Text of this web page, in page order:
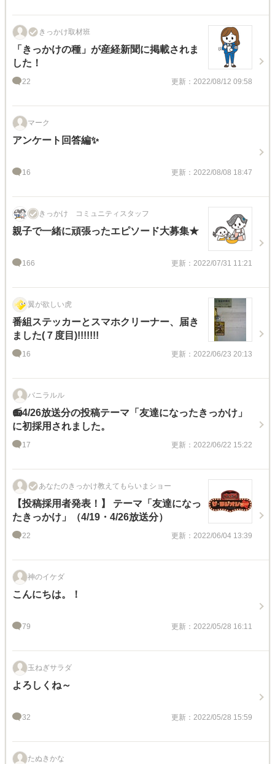
きっかけ取材班
「きっかけの種」が産経新聞に掲載されま
した！
22 更新：2022/08/12 09:58
マーク
アンケート回答編✨
16 更新：2022/08/08 18:47
きっかけ コミュニティスタッフ
親子で一緒に頑張ったエピソード大募集★
166 更新：2022/07/31 11:21
翼が欲しい虎
番組ステッカーとスマホクリーナー、届き
ました(７度目)!!!!!!!
16 更新：2022/06/23 20:13
バニラルル
📻4/26放送分の投稿テーマ「友達になったきっかけ」
に初採用されました。
17 更新：2022/06/22 15:22
あなたのきっかけ教えてもらいまショー
【投稿採用者発表！】 テーマ「友達になっ
たきっかけ」（4/19・4/26放送分）
22 更新：2022/06/04 13:39
神のイケダ
こんにちは。！
79 更新：2022/05/28 16:11
玉ねぎサラダ
よろしくね～
32 更新：2022/05/28 15:59
たぬきかな